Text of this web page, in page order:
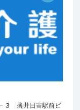
３ 薄井日吉駅前ビ